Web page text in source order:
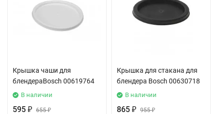
Крышка чаши для
блендераBosch 00619764
В наличии
595 ₽ 655₽
Крышка для стакана для
блендера Bosch 00630718
В наличии
865 ₽ 955₽